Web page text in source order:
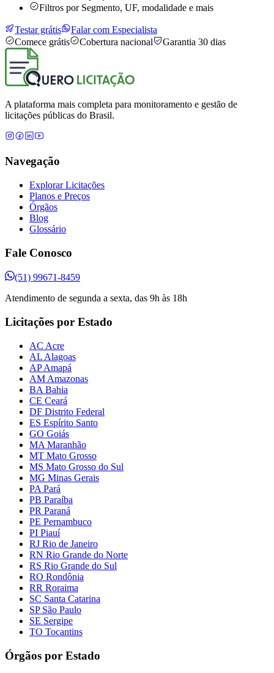
Filtros por Segmento, UF, modalidade e mais
Testar grátis
Falar com Especialista
Comece grátis
Cobertura nacional Garantia 30 dias
A plataforma mais completa para monitoramento e gestão de
licitações públicas do Brasil.
Navegação
Explorar Licitações
Planos e Preços
Órgãos
Blog
Glossário
Fale Conosco
(51) 99671-8459
Atendimento de segunda a sexta, das 9h às 18h
Licitações por Estado
AC Acre
AL Alagoas
AP Amapá
AM Amazonas
BA Bahia
CE Ceará
DF Distrito Federal
ES Espírito Santo
GO Goiás
MA Maranhão
MT Mato Grosso
MS Mato Grosso do Sul
MG Minas Gerais
PA Pará
PB Paraíba
PR Paraná
PE Pernambuco
PI Piauí
RJ Rio de Janeiro
RN Rio Grande do Norte
RS Rio Grande do Sul
RO Rondônia
RR Roraima
SC Santa Catarina
SP São Paulo
SE Sergipe
TO Tocantins
Órgãos por Estado